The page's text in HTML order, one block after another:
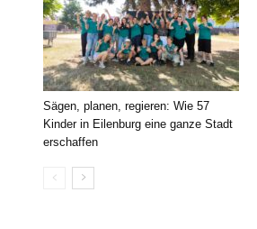
Sägen, planen, regieren: Wie 57
Kinder in Eilenburg eine ganze Stadt
erschaffen